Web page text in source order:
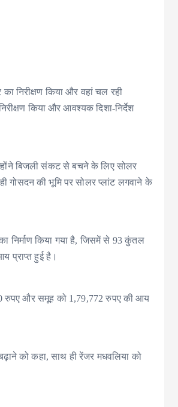
निरीक्षण किया और वहां चल रही
किया और आवश्यक दिशा-निर्देश
बिजली संकट से बचने के लिए सोलर
गोसदन की भूमि पर सोलर प्लांट लगवाने के
निर्माण किया गया है, जिसमें से 93 कुंतल
प्राप्त हुई है।
रुपए और समूह को 1,79,772 रुपए की आय
को कहा, साथ ही रेंजर मधवलिया को